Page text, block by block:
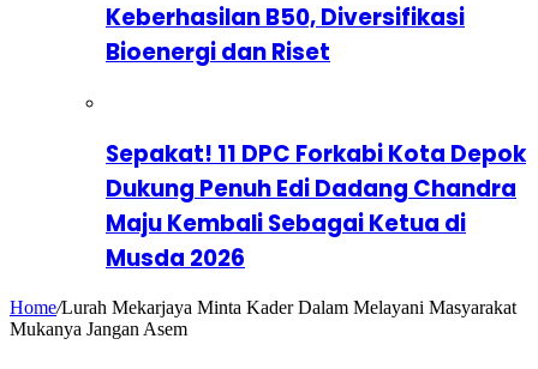
Keberhasilan B50, Diversifikasi
Bioenergi dan Riset
Sepakat! 11 DPC Forkabi Kota Depok
Dukung Penuh Edi Dadang Chandra
Maju Kembali Sebagai Ketua di
Musda 2026
Home/Lurah Mekarjaya Minta Kader Dalam Melayani Masyarakat
Mukanya Jangan Asem